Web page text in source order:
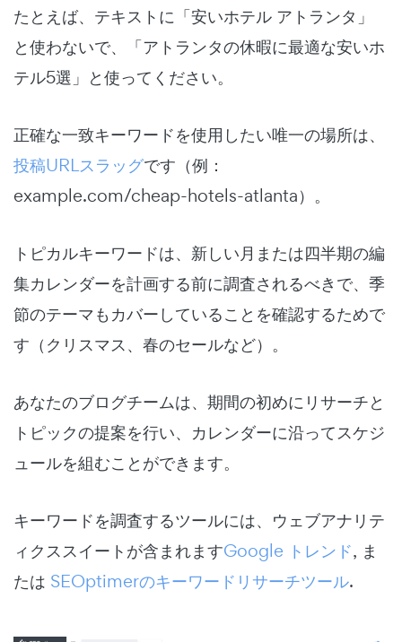
たとえば、テキストに「安いホテル アトランタ」
と使わないで、「アトランタの休暇に最適な安いホ
テル5選」と使ってください。
正確な一致キーワードを使用したい唯一の場所は、
投稿URLスラッグです（例：
example.com/cheap-hotels-atlanta）。
トピカルキーワードは、新しい月または四半期の編
集カレンダーを計画する前に調査されるべきで、季
節のテーマもカバーしていることを確認するためで
す（クリスマス、春のセールなど）。
あなたのブログチームは、期間の初めにリサーチと
トピックの提案を行い、カレンダーに沿ってスケジ
ュールを組むことができます。
キーワードを調査するツールには、ウェブアナリテ
ィクススイートが含まれますGoogle トレンド, ま
たは SEOptimerのキーワードリサーチツール.